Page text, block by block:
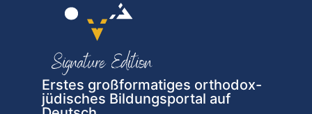
Erstes großformatiges orthodox-
jüdisches Bildungsportal auf